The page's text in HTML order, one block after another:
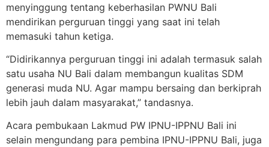
menyinggung tentang keberhasilan PWNU Bali
mendirikan perguruan tinggi yang saat ini telah
memasuki tahun ketiga.
“Didirikannya perguruan tinggi ini adalah termasuk salah
satu usaha NU Bali dalam membangun kualitas SDM
generasi muda NU. Agar mampu bersaing dan berkiprah
lebih jauh dalam masyarakat,” tandasnya.
Acara pembukaan Lakmud PW IPNU-IPPNU Bali ini
selain mengundang para pembina IPNU-IPPNU Bali, juga